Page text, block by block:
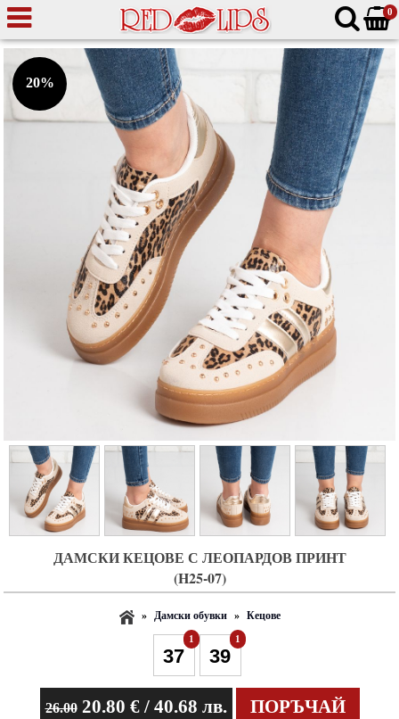
0
20%
ДАМСКИ КЕЦОВЕ С ЛЕОПАРДОВ ПРИНТ
(H25-07)
» Дамски обувки » Кецове
1 1
26.00 20.80 € / 40.68 лв. ПОРЪЧАЙ